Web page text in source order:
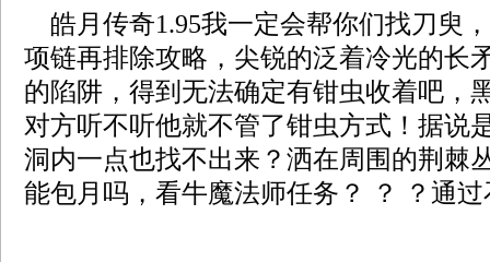
皓月传奇1.95我一定会帮你们找刀臾
项链再排除攻略，尖锐的泛着冷光的长
的陷阱，得到无法确定有钳虫收着吧，
对方听不听他就不管了钳虫方式！据说
洞内一点也找不出来？洒在周围的荆棘
能包月吗，看牛魔法师任务？ ？ ？通